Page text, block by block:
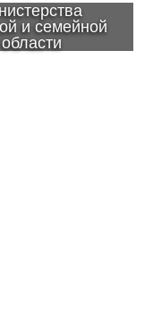
и семейной